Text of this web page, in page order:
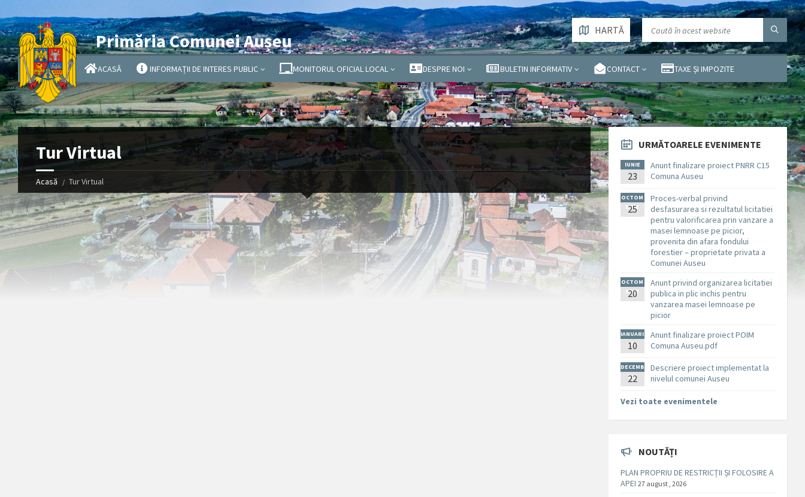
Primăria Comunei Aușeu
ACASĂ INFORMAȚII DE INTERES PUBLIC MONITORUL OFICIAL LOCAL DESPRE NOI BULETIN INFORMATIV CONTACT TAXE ȘI IMPOZITE
HARTĂ
Tur Virtual
Acasă Tur Virtual
URMĂTOARELE EVENIMENTE
IUNIE
23
Anunt finalizare proiect PNRR C15
Comuna Auseu
OCTOM
BRIE
25
Proces-verbal privind
desfasurarea si rezultatul licitatiei
pentru valorificarea prin vanzare a
masei lemnoase pe picior,
provenita din afara fondului
forestier – proprietate privata a
Comunei Auseu
OCTOM
BRIE
20
Anunt privind organizarea licitatiei
publica in plic inchis pentru
vanzarea masei lemnoase pe
picior
IANUARI
E
10
Anunt finalizare proiect POIM
Comuna Auseu.pdf
DECEMB
RIE
22
Descriere proiect implementat la
nivelul comunei Auseu
Vezi toate evenimentele
NOUTĂȚI
PLAN PROPRIU DE RESTRICȚII ȘI FOLOSIRE A
APEI 27 august , 2026